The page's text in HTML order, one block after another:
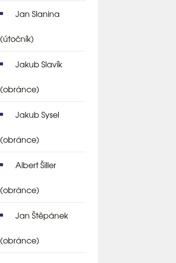
Jan Slanina
(útočník)
Jakub Slavík
(obránce)
Jakub Sysel
(obránce)
Albert Šiller
(obránce)
Jan Štěpánek
(obránce)